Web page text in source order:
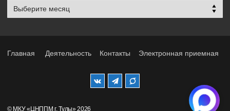
Мероприятия
прошлых
Главная Деятельность Контакты Электронная приемная
© МКУ «ЦНППМ г. Тулы» 2026